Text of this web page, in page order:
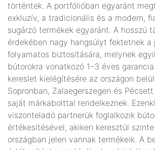
történtek. A portfólióban egyaránt
exkluzív, a tradicionális és a modern,
sugárzó termékek egyaránt. A hosszú
érdekében nagy hangsúlyt fektetnek a
folyamatos biztosítására, melynek
bútorokra vonatkozó 1–3 éves
kereslet kielégítésére az országon
Sopronban, Zalaegerszegen és
saját márkabolttal rendelkeznek.
viszonteladó partnerük foglalkozik
értékesítésével, akiken keresztül
országban jelen vannak termékeik. A